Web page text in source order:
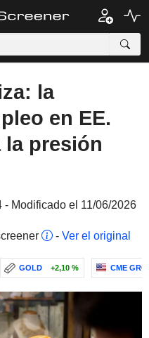
la
en EE.
la presión
- Modificado el 11/06/2026
- Ver el original
GOLD +2,10 % CME